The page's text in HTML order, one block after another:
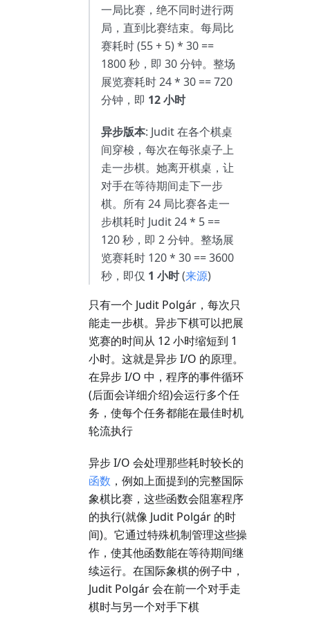
一局比赛，绝不同时进行两
局，直到比赛结束。每局比
赛耗时 (55 + 5) * 30 ==
1800 秒，即 30 分钟。整场
展览赛耗时 24 * 30 == 720
分钟，即 12 小时
异步版本: Judit 在各个棋桌
间穿梭，每次在每张桌子上
走一步棋。她离开棋桌，让
对手在等待期间走下一步
棋。所有 24 局比赛各走一
步棋耗时 Judit 24 * 5 ==
120 秒，即 2 分钟。整场展
览赛耗时 120 * 30 == 3600
秒，即仅 1 小时(来源)
只有一个 Judit Polgár，每次只
能走一步棋。异步下棋可以把展
览赛的时间从 12 小时缩短到 1
小时。这就是异步 I/O 的原理。
在异步 I/O 中，程序的事件循环
(后面会详细介绍)会运行多个任
务，使每个任务都能在最佳时机
轮流执行
异步 I/O 会处理那些耗时较长的
函数 ，例如上面提到的完整国际
象棋比赛，这些函数会阻塞程序
的执行(就像 Judit Polgár 的时
间)。它通过特殊机制管理这些操
作，使其他函数能在等待期间继
续运行。在国际象棋的例子中，
Judit Polgár 会在前一个对手走
棋时与另一个对手下棋